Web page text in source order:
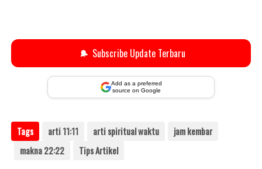
🔔 Subscribe Update Terbaru
Add as a preferred
source on Google
Tags arti 11:11 arti spiritual waktu
jam kembar
makna 22:22
Tips Artikel